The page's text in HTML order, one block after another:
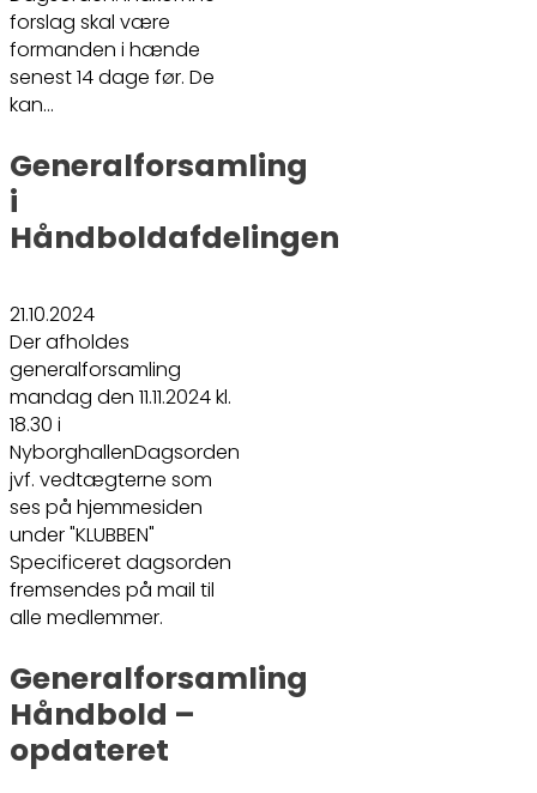
forslag skal være
formanden i hænde
senest 14 dage før. De
kan…
Generalforsamling
i
Håndboldafdelingen
21.10.2024
Der afholdes
generalforsamling
mandag den 11.11.2024 kl.
18.30 i
NyborghallenDagsorden
jvf. vedtægterne som
ses på hjemmesiden
under "KLUBBEN"
Specificeret dagsorden
fremsendes på mail til
alle medlemmer.
Generalforsamling
Håndbold –
opdateret